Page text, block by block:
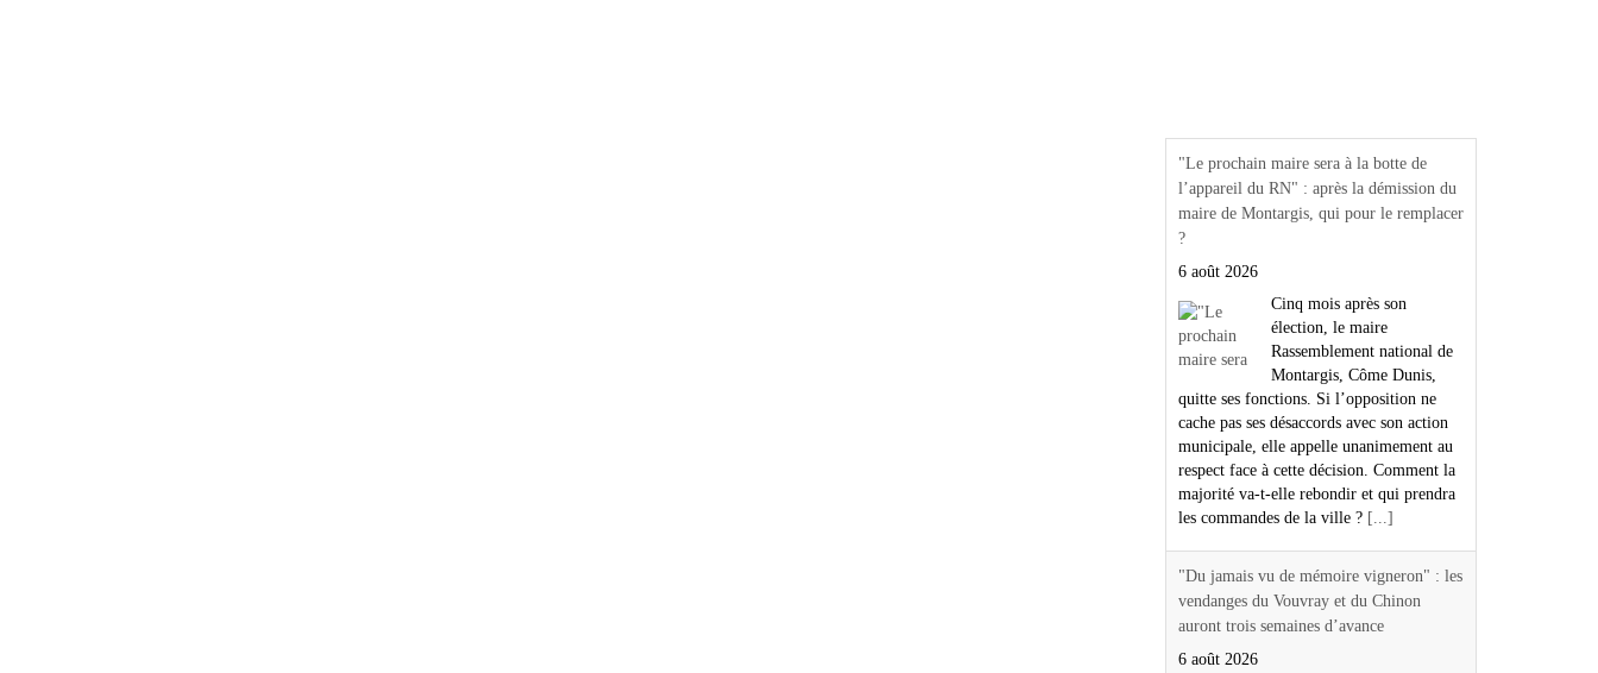
"Le prochain maire sera à la botte de
l’appareil du RN" : après la démission du
maire de Montargis, qui pour le remplacer
?
6 août 2026
Cinq mois après son
élection, le maire
Rassemblement national de
Montargis, Côme Dunis,
quitte ses fonctions. Si l’opposition ne
cache pas ses désaccords avec son action
municipale, elle appelle unanimement au
respect face à cette décision. Comment la
majorité va-t-elle rebondir et qui prendra
les commandes de la ville ? [...]
"Du jamais vu de mémoire vigneron" : les
vendanges du Vouvray et du Chinon
auront trois semaines d’avance
6 août 2026